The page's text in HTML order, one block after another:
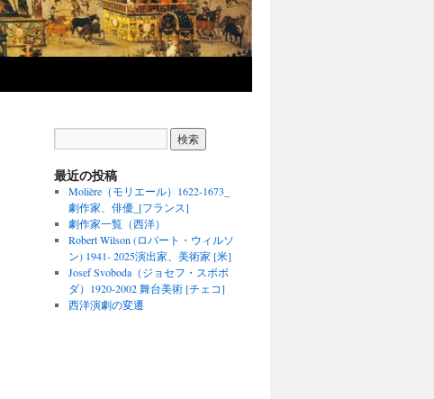
最近の投稿
Molière（モリエール）1622-1673_
劇作家、俳優_[フランス]
劇作家一覧（西洋）
Robert Wilson (ロバート・ウィルソ
ン) 1941- 2025演出家、美術家 [米]
Josef Svoboda（ジョセフ・スボボ
ダ）1920-2002 舞台美術 [チェコ]
西洋演劇の変遷